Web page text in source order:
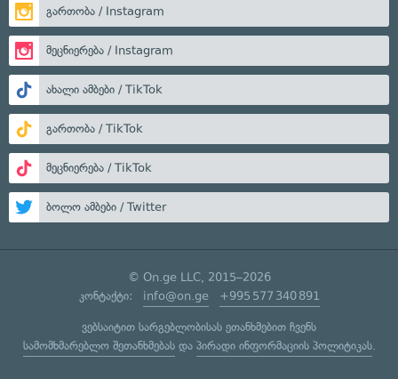
გართობა / Instagram
მეცნიერება / Instagram
ახალი ამბები / TikTok
გართობა / TikTok
მეცნიერება / TikTok
ბოლო ამბები / Twitter
© On.ge LLC, 2015–2026
კონტაქტი: info@on.ge +995 577 340 891
ვებსაიტით სარგებლობისას ეთანხმებით ჩვენს
სამომხმარებლო შეთანხმებასდა პირადი ინფორმაციის პოლიტიკას.